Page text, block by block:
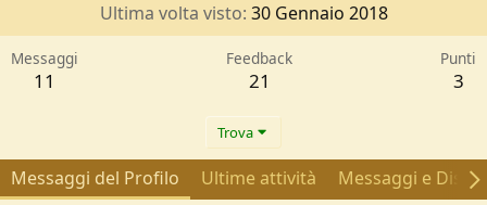
Ultima volta visto 30 Gennaio 2018
Messaggi
11
Feedback
21
Punti
3
Trova
Messaggi del Profilo Ultime attività Messaggi e